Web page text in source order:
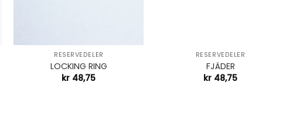
RESERVEDELER
LOCKING RING
kr 48,75
RESERVEDELER
FJÄDER
kr 48,75